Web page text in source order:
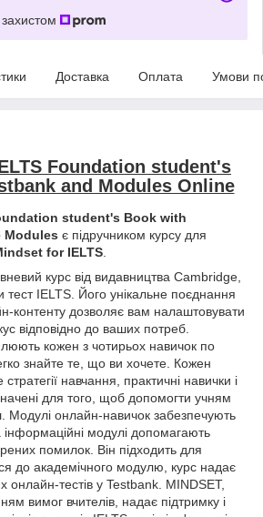
Доставка Оплата Умови
Foundation student's
and Modules Online
student's Book with
Modules є підручником курсу для
for IELTS.
курс від видавництва Cambridge,
IELTS. Його унікальне поєднання
контенту дозволяє вам налаштовувати
відповідно до ваших потреб.
кожен з чотирьох навичок по
знайте те, що ви хочете. Кожен
навчання, практичні навички і
для того, щоб допомогти учням
Модулі онлайн-навичок забезпечують
інформаційні модулі допомагають
помилок. Він підходить для
до академічного модулю, курс надає
онлайн-тестів у Testbank. MINDSET,
вимог вчителів, надає підтримку і